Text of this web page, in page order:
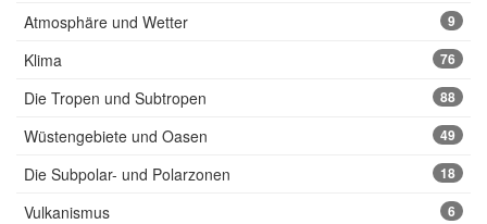
Atmosphäre und Wetter 9
Klima 76
Die Tropen und Subtropen 88
Wüstengebiete und Oasen 49
Die Subpolar- und Polarzonen 18
Vulkanismus 6